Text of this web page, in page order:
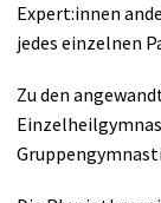
Expert:innen
jedes einzelnen
Zu den